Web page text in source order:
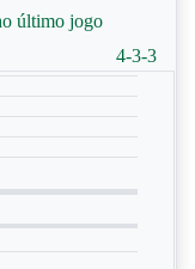
último jogo
4-3-3